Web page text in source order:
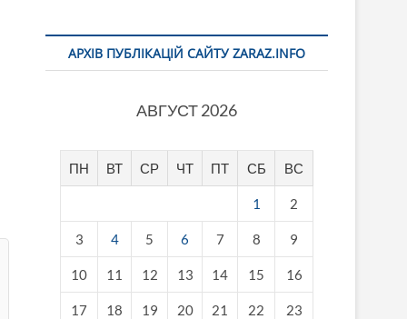
АРХІВ ПУБЛІКАЦІЙ САЙТУ ZARAZ.INFO
АВГУСТ 2026
ПН ВТ СР ЧТ ПТ СБ ВС
1 2
3 4 5 6 7 8 9
10 11 12 13 14 15 16
17 18 19 20 21 22 23